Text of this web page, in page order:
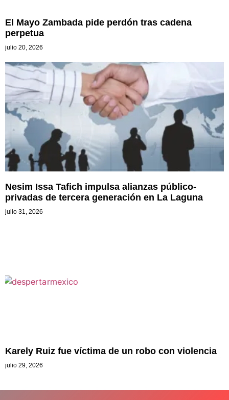
El Mayo Zambada pide perdón tras cadena
perpetua
julio 20, 2026
Nesim Issa Tafich impulsa alianzas público-
privadas de tercera generación en La Laguna
julio 31, 2026
Karely Ruiz fue víctima de un robo con violencia
julio 29, 2026